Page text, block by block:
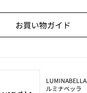
お買い物ガイド
LUMINABELLA
ルミナベッラ